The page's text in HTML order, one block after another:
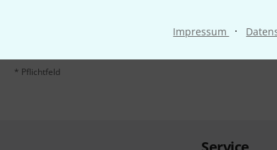
Impressum ·
Mit Klick auf „Jetzt anmelden“ stimmen Sie dem Erhalt von E-
Nutzungsverhaltens zu. Die Abmeldung ist jederzeit möglich.
* Pflichtfeld